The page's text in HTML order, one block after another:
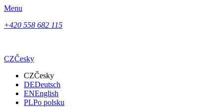
Menu
+420 558 682 115
CZČesky
CZČesky
DEDeutsch
ENEnglish
PLPo polsku